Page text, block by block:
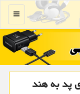
منو
پد به هند